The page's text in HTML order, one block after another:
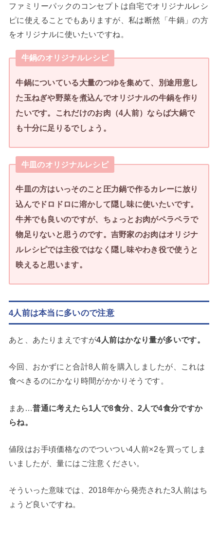
ファミリーパックのコンセプトは自宅でオリジナルレシ
ピに使えることでもありますが、私は断然「牛鍋」の方
をオリジナルに使いたいですね。
牛鍋のオリジナルレシピ
牛鍋についている大量のつゆを集めて、別途用意し
た玉ねぎや野菜を煮込んでオリジナルの牛鍋を作り
たいです。これだけのお肉（4人前）ならば大鍋で
も十分に足りるでしょう。
牛皿のオリジナルレシピ
牛皿の方はいっそのこと圧力鍋で作るカレーに放り
込んでドロドロに溶かして隠し味に使いたいです。
牛丼でも良いのですが、ちょっとお肉がペラペラで
物足りないと思うのです。吉野家のお肉はオリジナ
ルレシピでは主役ではなく隠し味やわき役で使うと
映えると思います。
4人前は本当に多いので注意
あと、あたりまえですが4人前はかなり量が多いです。
今回、おかずにと合計8人前を購入しましたが、これは
食べきるのにかなり時間がかかりそうです。
まあ…普通に考えたら1人で8食分、2人で4食分ですか
らね。
値段はお手頃価格なのでついつい4人前×2を買ってしま
いましたが、量にはご注意ください。
そういった意味では、2018年から発売された3人前はち
ょうど良いですね。